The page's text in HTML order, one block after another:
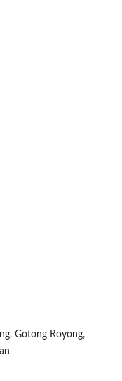
Gotong Royong,